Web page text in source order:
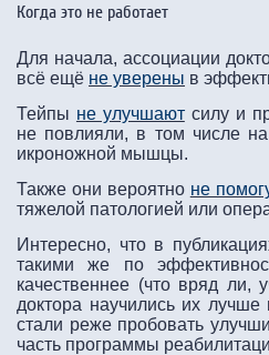
Когда это не работает
Для начала, ассоциации
всё ещё не уверены в
Тейпы не улучшаютсилу и
не повлияли, в том числе
икроножной мышцы.
Также они вероятно не
тяжелой патологией или
Интересно, что в
такими же по
качественнее (что вряд ли,
доктора научились их
стали реже пробовать
часть программы